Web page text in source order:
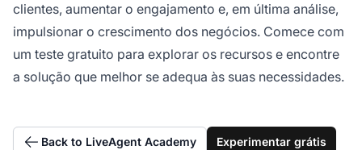
clientes, aumentar o engajamento e, em última análise,
impulsionar o crescimento dos negócios. Comece com
um teste gratuito para explorar os recursos e encontre
a solução que melhor se adequa às suas necessidades.
Back to LiveAgent Academy Experimentar grátis